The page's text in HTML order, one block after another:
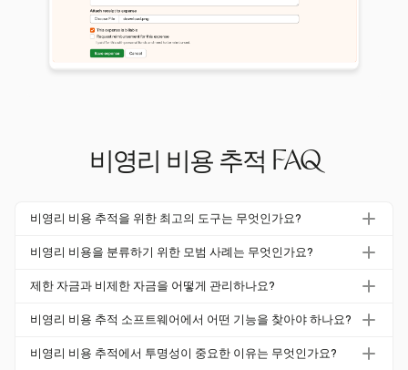
비영리 비용 추적 FAQ
비영리 비용 추적을 위한 최고의 도구는 무엇인가요?
Harvest와 같은 도구는 상세 비용 보고서 및 적응 가능한 예
적으로 관리하는 데 필수적입니다.
비영리 비용을 분류하기 위한 모범 사례는 무엇인가요?
모범 사례에는 명확한 계정 차트 설정, 정기적인 조정 및 월
RS 지침에 대한 일치를 보장합니다.
제한 자금과 비제한 자금을 어떻게 관리하나요?
제한 자금과 비제한 자금을 관리하려면 신중한 추적과 별도
점을 두지만, 철저한 문서 유지는 이러한 자금을 효과적으로
비영리 비용 추적 소프트웨어에서 어떤 기능을 찾아야 하나요?
상세 보고서, 예산의 적응성 및 기존 재무 시스템과의 통합
비영리 비용 추적에서 투명성이 중요한 이유는 무엇인가요?